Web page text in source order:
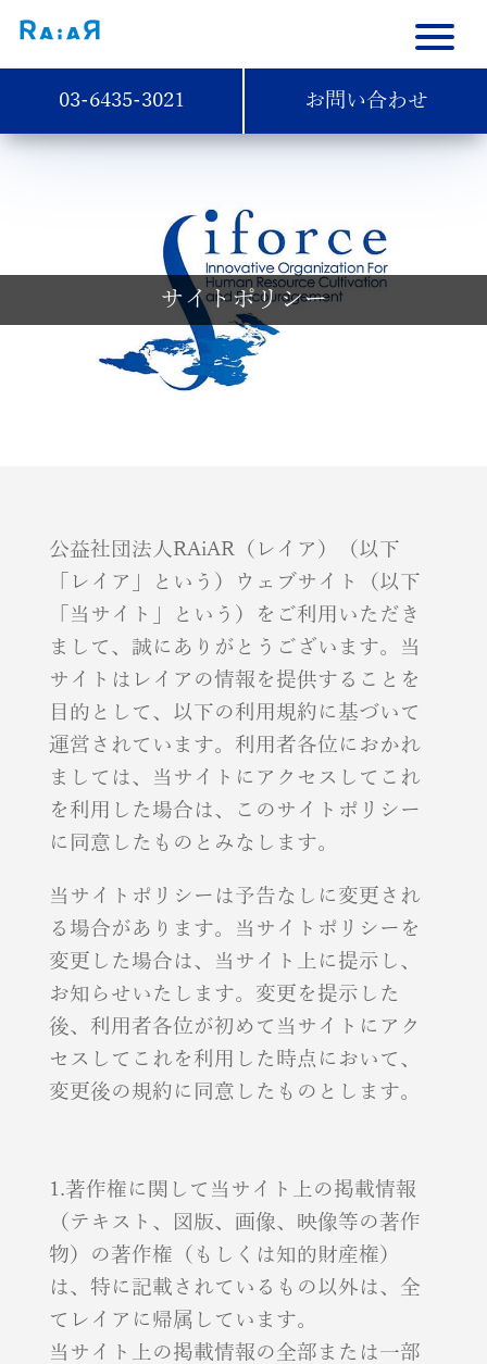
03-6435-3021 お問い合わせ
サイトポリシー
公益社団法人RAiAR（レイア）（以下
「レイア」という）ウェブサイト（以下
「当サイト」という）をご利用いただき
まして、誠にありがとうございます。当
サイトはレイアの情報を提供することを
目的として、以下の利用規約に基づいて
運営されています。利用者各位におかれ
ましては、当サイトにアクセスしてこれ
を利用した場合は、このサイトポリシー
に同意したものとみなします。
当サイトポリシーは予告なしに変更され
る場合があります。当サイトポリシーを
変更した場合は、当サイト上に提示し、
お知らせいたします。変更を提示した
後、利用者各位が初めて当サイトにアク
セスしてこれを利用した時点において、
変更後の規約に同意したものとします。
1.著作権に関して当サイト上の掲載情報
（テキスト、図版、画像、映像等の著作
物）の著作権（もしくは知的財産権）
は、特に記載されているもの以外は、全
てレイアに帰属しています。
当サイト上の掲載情報の全部または一部